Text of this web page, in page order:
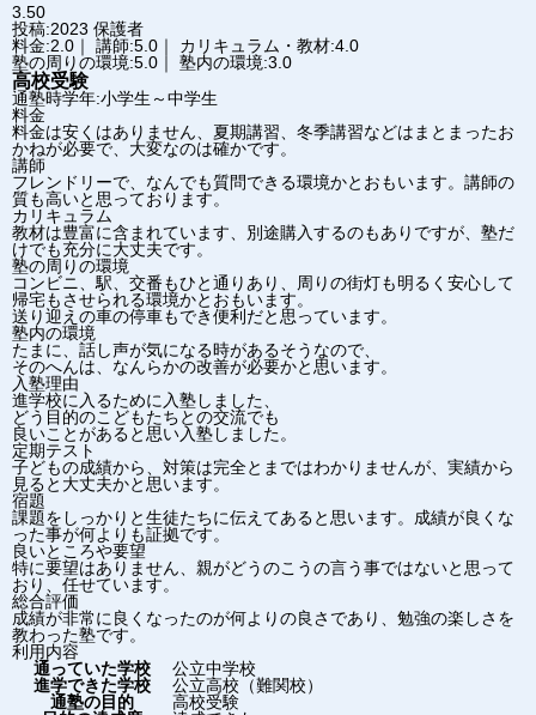
3.50
投稿:2023 保護者
料金:2.0｜ 講師:5.0｜ カリキュラム・教材:4.0
塾の周りの環境:5.0｜ 塾内の環境:3.0
高校受験
通塾時学年:小学生～中学生
料金
料金は安くはありません、夏期講習、冬季講習などはまとまったお
かねが必要で、大変なのは確かです。
講師
フレンドリーで、なんでも質問できる環境かとおもいます。講師の
質も高いと思っております。
カリキュラム
教材は豊富に含まれています、別途購入するのもありですが、塾だ
けでも充分に大丈夫です。
塾の周りの環境
コンビニ、駅、交番もひと通りあり、周りの街灯も明るく安心して
帰宅もさせられる環境かとおもいます。
送り迎えの車の停車もでき便利だと思っています。
塾内の環境
たまに、話し声が気になる時があるそうなので、
そのへんは、なんらかの改善が必要かと思います。
入塾理由
進学校に入るために入塾しました、
どう目的のこどもたちとの交流でも
良いことがあると思い入塾しました。
定期テスト
子どもの成績から、対策は完全とまではわかりませんが、実績から
見ると大丈夫かと思います。
宿題
課題をしっかりと生徒たちに伝えてあると思います。成績が良くな
った事が何よりも証拠です。
良いところや要望
特に要望はありません、親がどうのこうの言う事ではないと思って
おり、任せています。
総合評価
成績が非常に良くなったのが何よりの良さであり、勉強の楽しさを
教わった塾です。
利用内容
通っていた学校
公立中学校
進学できた学校
公立高校（難関校）
通塾の目的
高校受験